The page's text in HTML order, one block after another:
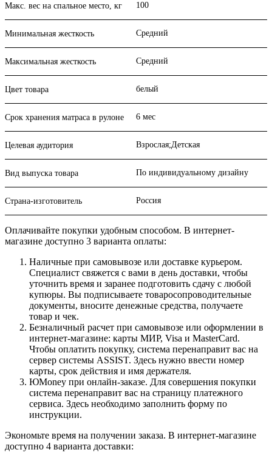
Макс. вес на спальное место, кг 100
Минимальная жесткость Средний
Максимальная жесткость Средний
Цвет товара белый
Срок хранения матраса в рулоне 6 мес
Целевая аудитория Взрослая;Детская
Вид выпуска товара По индивидуальному дизайну
Страна-изготовитель Россия
Оплачивайте покупки удобным способом. В интернет-
магазине доступно 3 варианта оплаты:
Наличные при самовывозе или доставке курьером.
Специалист свяжется с вами в день доставки, чтобы
уточнить время и заранее подготовить сдачу с любой
купюры. Вы подписываете товаросопроводительные
документы, вносите денежные средства, получаете
товар и чек.
Безналичный расчет при самовывозе или оформлении в
интернет-магазине: карты МИР, Visa и MasterCard.
Чтобы оплатить покупку, система перенаправит вас на
сервер системы ASSIST. Здесь нужно ввести номер
карты, срок действия и имя держателя.
ЮMoney при онлайн-заказе. Для совершения покупки
система перенаправит вас на страницу платежного
сервиса. Здесь необходимо заполнить форму по
инструкции.
Экономьте время на получении заказа. В интернет-магазине
доступно 4 варианта доставки: